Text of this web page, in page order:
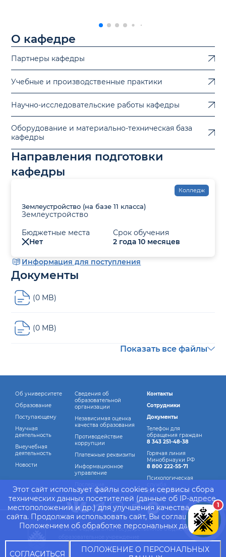
Этот сайт использует файлы cookies и сервисы сбора
технических данных посетителей (данные об IP-адресе,
местоположении и др.) для улучшения качества работы
сайта. Продолжая использовать сайт, Вы соглашаетесь с
Положением об обработке персональных данных.
СОГЛАСИТЬСЯ
ПОЛОЖЕНИЕ О ПЕРСОНАЛЬНЫХ
О кафедре
Партнеры кафедры
Учебные и производственные практики
Научно-исследовательские работы кафедры
Оборудование и материально-техническая база
кафедры
Направления подготовки
кафедры
Землеустройство (на базе 11 класса)
Землеустройство
Бюджетные места
Нет
Срок обучения
2 года 10 месяцев
Колледж
Информация для поступления
Документы
(0 MB)
(0 MB)
Показать все файлы
Об университете
Образование
Поступающему
Научная
деятельность
Внеучебная
деятельность
Новости
Сведения об
образовательной
организации
Независимая оценка
качества образования
Противодействие
коррупции
Платежные реквизиты
Информационное
управление
обновления страниц
Контакты
Сотрудники
Документы
Телефон для
обращения граждан
8 343 251-48-38
Горячая линия
Минобрнауки РФ
8 800 222-55-71
Психологическая
8 982 760-44-14
© 2026 Федеральное государственное бюджетное
горный университет"
1